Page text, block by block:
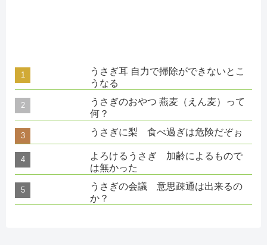
うさぎ耳 自力で掃除ができないとこ
うなる
うさぎのおやつ 燕麦（えん麦）って
何？
うさぎに梨 食べ過ぎは危険だぞぉ
よろけるうさぎ 加齢によるもので
は無かった
うさぎの会議 意思疎通は出来るの
か？